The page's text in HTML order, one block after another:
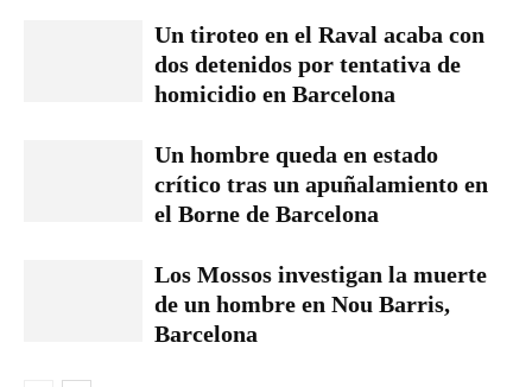
Un tiroteo en el Raval acaba con
dos detenidos por tentativa de
homicidio en Barcelona
Un hombre queda en estado
crítico tras un apuñalamiento en
el Borne de Barcelona
Los Mossos investigan la muerte
de un hombre en Nou Barris,
Barcelona